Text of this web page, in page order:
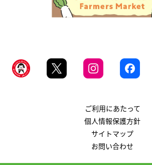
ご利用にあたって
個人情報保護方針
サイトマップ
お問い合わせ